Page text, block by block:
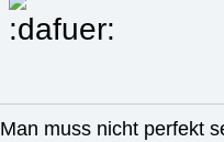
Man muss nicht